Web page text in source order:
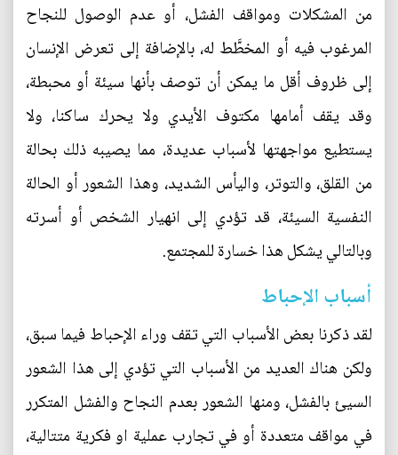
من المشكلات ومواقف الفشل، أو عدم الوصول للنجاح
المرغوب فيه أو المخطَّط له، بالإضافة إلى تعرض الإنسان
إلى ظروف أقل ما يمكن أن توصف بأنها سيئة أو محبطة،
وقد يقف أمامها مكتوف الأيدي ولا يحرك ساكنا، ولا
يستطيع مواجهتها لأسباب عديدة، مما يصيبه ذلك بحالة
من القلق، والتوتر، واليأس الشديد، وهذا الشعور أو الحالة
النفسية السيئة، قد تؤدي إلى انهيار الشخص أو أسرته
وبالتالي يشكل هذا خسارة للمجتمع.
أسباب الإحباط
لقد ذكرنا بعض الأسباب التي تقف وراء الإحباط فيما سبق،
ولكن هناك العديد من الأسباب التي تؤدي إلى هذا الشعور
السيئ بالفشل، ومنها الشعور بعدم النجاح والفشل المتكرر
في مواقف متعددة أو في تجارب عملية او فكرية متتالية،